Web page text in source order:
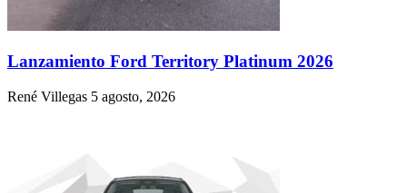
Lanzamiento Ford Territory Platinum 2026
René Villegas 5 agosto, 2026